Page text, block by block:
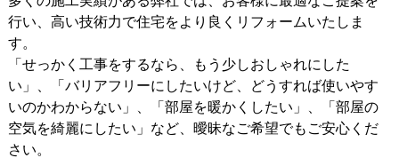
行い、高い技術力で住宅をより良くリフォームいたしま
す。
「せっかく工事をするなら、もう少しおしゃれにした
い」、「バリアフリーにしたいけど、どうすれば使いやす
いのかわからない」、「部屋を暖かくしたい」、「部屋の
空気を綺麗にしたい」など、曖昧なご希望でもご安心くだ
さい。